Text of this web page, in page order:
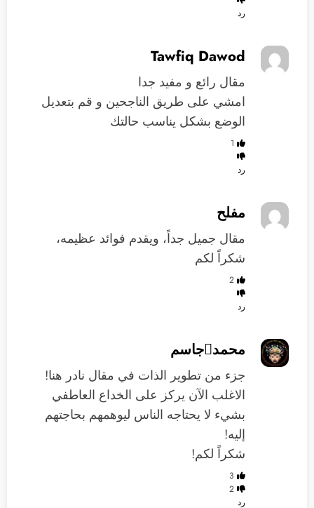
رد
Tawfiq Dawod
مقال رائع و مفيد جدا
امشي على طريق الناجحين و قم بتعديل
الوضع بشكل يناسب حالتك
1
رد
مفلح
مقال جميل جداً، ويقدم فوائد عظيمه،
شكراً لكم
2
رد
محمدجاسم
جزء من تطوير الذات في مقال نادر هنا!
الاغلب الآن يركز على الخداع العاطفي
بشيء لا يحتاجه الناس ليوهمهم بحاجتهم
إليه!
شكراً لكم!
3
2
رد